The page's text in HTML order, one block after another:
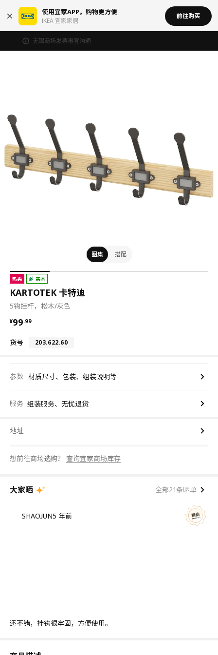
使用宜家APP，购物更方便
IKEA 宜家家居
前往购买
无锡商场发票事宜沟通
图集 搭配
热卖 实木
KARTOTEK 卡特迪
5钩挂杆，松木/灰色
¥99.99
¥ 99.99
货号 203.622.60
参数 材质尺寸、包装、组装说明等
服务 组装服务、无忧退货
地址
想前往商场选购？ 查询宜家商场库存
大家晒 全部21条晒单
SHAOJUN5 年前
还不错，挂钩很牢固，方便使用。